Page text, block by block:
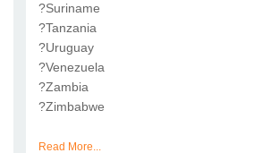
?Suriname
?Tanzania
?Uruguay
?Venezuela
?Zambia
?Zimbabwe
Read More...